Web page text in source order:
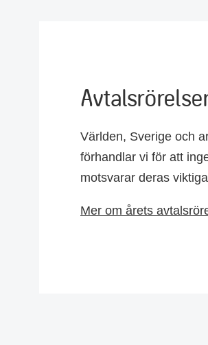
Världen, Sverige och
förhandlar vi för att
motsvarar deras
Mer om årets